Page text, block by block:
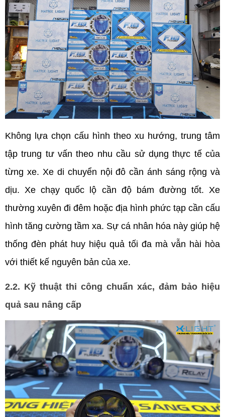
Không lựa chọn cấu hình theo xu hướng, trung tâm
tập trung tư vấn theo nhu cầu sử dụng thực tế của
từng xe. Xe di chuyển nội đô cần ánh sáng rộng và
dịu. Xe chạy quốc lộ cần độ bám đường tốt. Xe
thường xuyên đi đêm hoặc địa hình phức tạp cần cấu
hình tăng cường tầm xa. Sự cá nhân hóa này giúp hệ
thống đèn phát huy hiệu quả tối đa mà vẫn hài hòa
với thiết kế nguyên bản của xe.
2.2. Kỹ thuật thi công chuẩn xác, đảm bảo hiệu
quả sau nâng cấp